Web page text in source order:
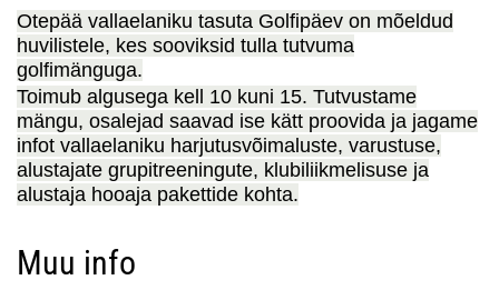
Otepää vallaelaniku tasuta Golfipäev on mõeldud
huvilistele, kes sooviksid tulla tutvuma
golfimänguga.
Toimub algusega kell 10 kuni 15. Tutvustame
mängu, osalejad saavad ise kätt proovida ja jagame
infot vallaelaniku harjutusvõimaluste, varustuse,
alustajate grupitreeningute, klubiliikmelisuse ja
alustaja hooaja pakettide kohta.
Muu info